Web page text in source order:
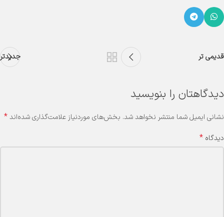
جدیدتر قدیمی تر
دیدگاهتان را بنویسید
نشانی ایمیل شما منتشر نخواهد شد. بخش‌های موردنیاز علامت‌گذاری شده‌اند*
دیدگاه *